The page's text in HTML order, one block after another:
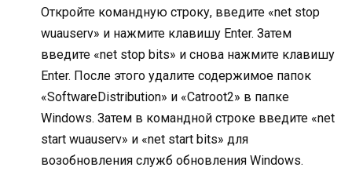
Откройте командную строку, введите «net stop
wuauserv» и нажмите клавишу Enter. Затем
введите «net stop bits» и снова нажмите клавишу
Enter. После этого удалите содержимое папок
«SoftwareDistribution» и «Catroot2» в папке
Windows. Затем в командной строке введите «net
start wuauserv» и «net start bits» для
возобновления служб обновления Windows.